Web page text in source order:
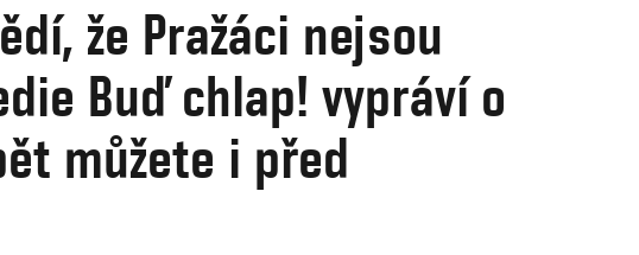
že Pražáci nejsou
Buď chlap! vypráví o
můžete i před